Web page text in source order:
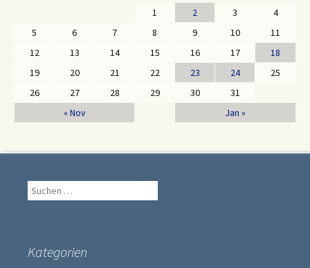
« Nov Jan »
1 2 3
4
5
6 7 8 9 10
11
12
13 14 15 16 17
18
19
20 21 22 23 24
25
26
27 28 29 30 31
Suche
nach:
Kategorien